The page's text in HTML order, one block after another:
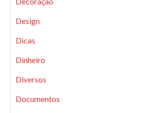
Design
Dicas
Dinheiro
Diversos
Documentos